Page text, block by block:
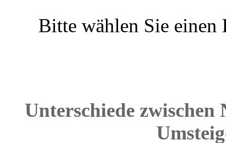
Bitte wählen Sie
Unterschiede